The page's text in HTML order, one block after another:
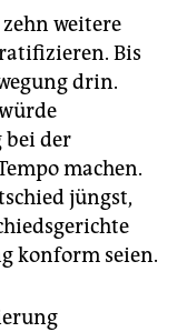
weitere
Bis
drin.
bei der
machen.
jüngst,
konform seien.